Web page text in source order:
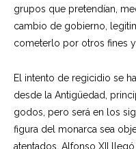
grupos que pretendían,
cambio de gobierno,
cometerlo por otros fines y
El intento de regicidio se
desde la Antigüedad,
godos, pero será en los
figura del monarca sea
atentados. Alfonso XII